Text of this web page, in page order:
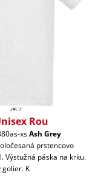
Rou
xsAsh Grey
prstencovo
Výstužná páska na krku.
golier. K